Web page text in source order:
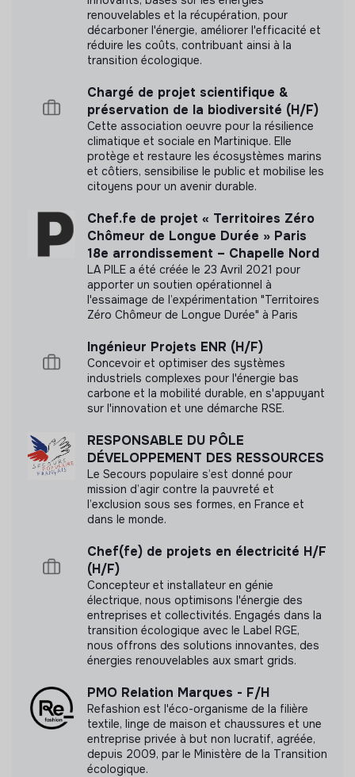
Pour un réveil écologique
Référencé par Shift Your Job.
Documents
N'a pas encore communiqué de documents de
renouvelables et la récupération, pour
décarboner l'énergie, améliorer l'efficacité et
réduire les coûts, contribuant ainsi à la
transition écologique.
Chargé de projet scientifique &
préservation de la biodiversité (H/F)
Cette association oeuvre pour la résilience
climatique et sociale en Martinique. Elle
protège et restaure les écosystèmes marins
et côtiers, sensibilise le public et mobilise les
citoyens pour un avenir durable.
Chef.fe de projet « Territoires Zéro
Chômeur de Longue Durée » Paris
18e arrondissement – Chapelle Nord
LA PILE a été créée le 23 Avril 2021 pour
apporter un soutien opérationnel à
l'essaimage de l’expérimentation "Territoires
Zéro Chômeur de Longue Durée" à Paris
Ingénieur Projets ENR (H/F)
Concevoir et optimiser des systèmes
industriels complexes pour l'énergie bas
carbone et la mobilité durable, en s'appuyant
sur l'innovation et une démarche RSE.
RESPONSABLE DU PÔLE
DÉVELOPPEMENT DES RESSOURCES
Le Secours populaire s’est donné pour
mission d’agir contre la pauvreté et
l’exclusion sous ses formes, en France et
dans le monde.
Chef(fe) de projets en électricité H/F
(H/F)
Concepteur et installateur en génie
électrique, nous optimisons l'énergie des
entreprises et collectivités. Engagés dans la
transition écologique avec le Label RGE,
nous offrons des solutions innovantes, des
énergies renouvelables aux smart grids.
PMO Relation Marques - F/H
Refashion est l'éco-organisme de la filière
textile, linge de maison et chaussures et une
entreprise privée à but non lucratif, agréée,
depuis 2009, par le Ministère de la Transition
écologique.